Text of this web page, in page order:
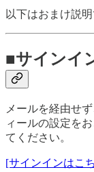
以下はおまけ説
■サインイ
メールを経由せ
ィールの設定を
てください。
[サインインはこ